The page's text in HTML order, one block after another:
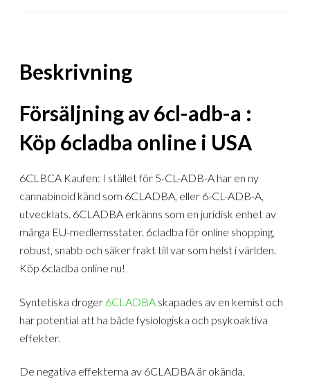
Beskrivning
Försäljning av 6cl-adb-a :
Köp 6cladba online i USA
6CLBCA Kaufen: I stället för 5-CL-ADB-A har en ny
cannabinoid känd som 6CLADBA, eller 6-CL-ADB-A,
utvecklats. 6CLADBA erkänns som en juridisk enhet av
många EU-medlemsstater. 6cladba för online shopping,
robust, snabb och säker frakt till var som helst i världen.
Köp 6cladba online nu!
Syntetiska droger 6CLADBA skapades av en kemist och
har potential att ha både fysiologiska och psykoaktiva
effekter.
De negativa effekterna av 6CLADBA är okända.